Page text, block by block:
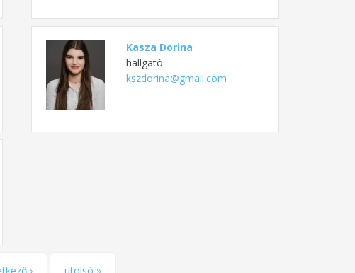
Kasza Dorina
hallgató
kszdorina@gmail.com